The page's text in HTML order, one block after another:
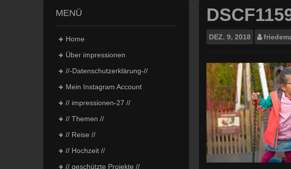
DEZ. 9, 2018
MENÜ
Home
Über impressionen
//-Datenschutzerklärung-//
Mein Instagram Account
// impressionen-27 //
// Themen //
// Reise //
// Hochzeit //
// geschützte Projekte //